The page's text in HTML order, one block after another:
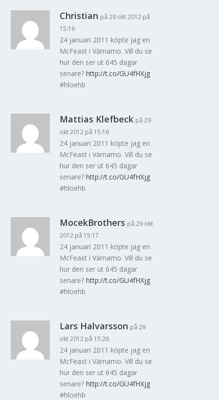
Christian på 29 okt 2012 på
15:16
24 januari 2011 köpte jag en
McFeast i Värnamo. Vill du se
hur den ser ut 645 dagar
senare?http://t.co/GU4fHXjg
#hloehb
Mattias Klefbeck på 29
okt 2012 på 15:16
24 januari 2011 köpte jag en
McFeast i Värnamo. Vill du se
hur den ser ut 645 dagar
senare?http://t.co/GU4fHXjg
#hloehb
MocekBrothers på 29 okt
2012 på 15:17
24 januari 2011 köpte jag en
McFeast i Värnamo. Vill du se
hur den ser ut 645 dagar
senare?http://t.co/GU4fHXjg
#hloehb
Lars Halvarsson på 29
okt 2012 på 15:26
24 januari 2011 köpte jag en
McFeast i Värnamo. Vill du se
hur den ser ut 645 dagar
senare?http://t.co/GU4fHXjg
#hloehb